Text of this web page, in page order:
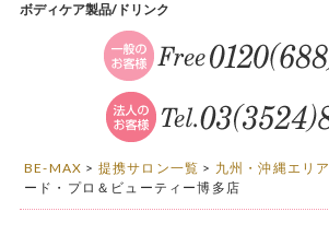
ボディケア製品/ドリンク
BE-MAX > 提携サロン一覧 > 九州・沖縄エリア
ード・プロ＆ビューティー博多店